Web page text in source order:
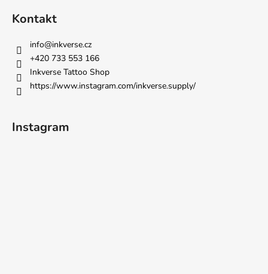
Kontakt
info@inkverse.cz
+420 733 553 166
Inkverse Tattoo Shop
https://www.instagram.com/inkverse.supply/
Instagram